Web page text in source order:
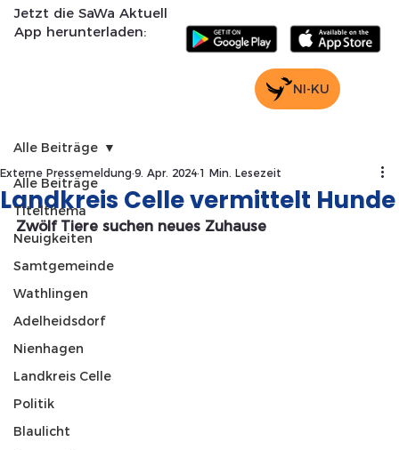
Jetzt die SaWa Aktuell
App herunterladen:
NI-KU
Alle Beiträge
Titelthema
Neuigkeiten
Samtgemeinde
Wathlingen
Adelheidsdorf
Nienhagen
Landkreis Celle
Politik
Blaulicht
Alle Beiträge
Landkreis Celle vermittelt Hunde
Externe Pressemeldung 9. Apr. 2024 1 Min. Lesezeit
Zwölf Tiere suchen neues Zuhause